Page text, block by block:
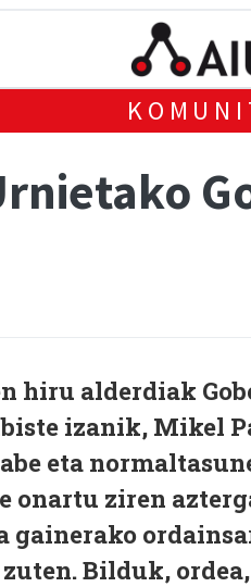
hiru alderdiak
izanik, Mikel
eta
onartu ziren
gainerako
Bilduk,